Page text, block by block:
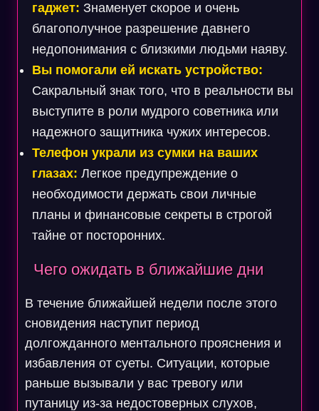
гаджет: Знаменует скорое и очень
благополучное разрешение давнего
недопонимания с близкими людьми наяву.
Вы помогали ей искать устройство:
Сакральный знак того, что в реальности вы
выступите в роли мудрого советника или
надежного защитника чужих интересов.
Телефон украли из сумки на ваших
глазах: Легкое предупреждение о
необходимости держать свои личные
планы и финансовые секреты в строгой
тайне от посторонних.
Чего ожидать в ближайшие дни
В течение ближайшей недели после этого
сновидения наступит период
долгожданного ментального прояснения и
избавления от суеты. Ситуации, которые
раньше вызывали у вас тревогу или
путаницу из-за недостоверных слухов,